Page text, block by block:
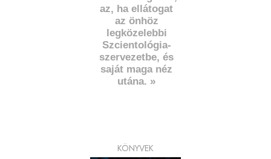
az, ha ellátogat
az önhöz
legközelebbi
Szcientológia-
szervezetbe, és
saját maga néz
utána. »
KÖNYVEK